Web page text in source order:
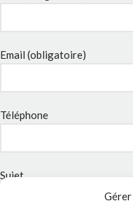
Email (obligatoire)
Téléphone
Sujet